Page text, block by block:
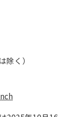
く）